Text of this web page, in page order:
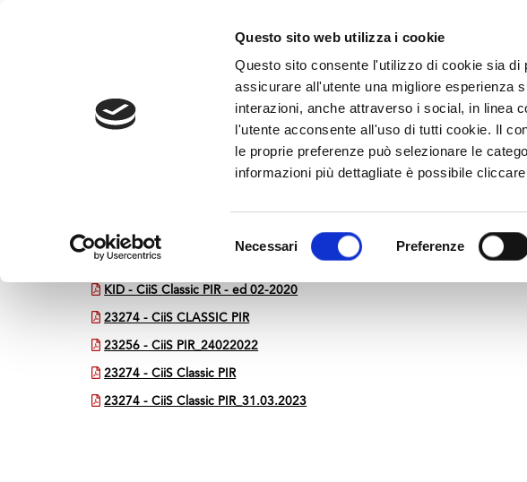
Questo sito web utilizza i cookie
Questo sito consente l'utilizzo di cookie sia
assicurare all'utente una migliore esperienza
interazioni, anche attraverso i social, in linea
l'utente acconsente all'uso di tutti cookie. Il
le proprie preferenze può selezionare le
informazioni più dettagliate è possibile
Necessari Preferenze
CHI SIAMO
Home>
CiiS Classic PIR
KID - CiiS Classic PIR - ed 02-2020
23274 - CiiS CLASSIC PIR
23256 - CiiS PIR_24022022
23274 - CiiS Classic PIR
23274 - CiiS Classic PIR_31.03.2023